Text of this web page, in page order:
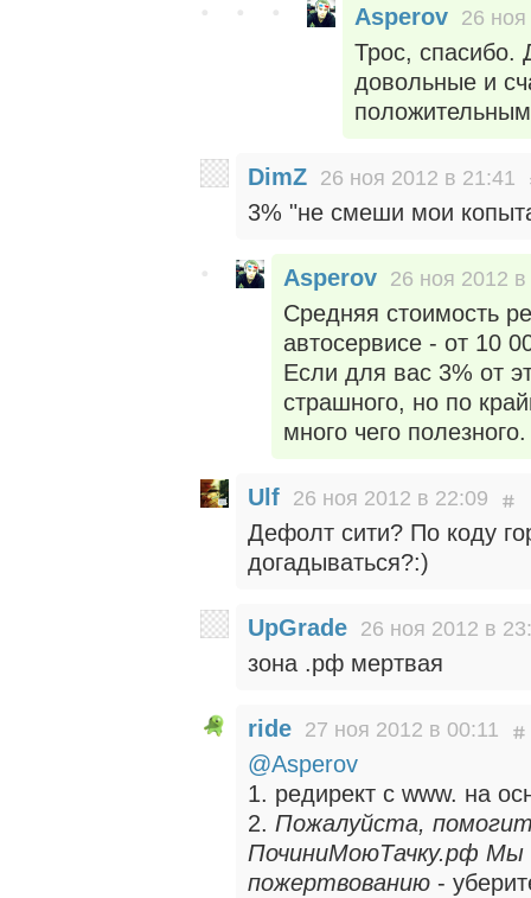
Asperov 26
Трос, спасибо.
довольные и
DimZ 26 ноя 2012 в 21:41
3% "не смеши мои
Asperov 26 ноя 2012
Средняя стоимость
автосервисе - от 10
Если для вас 3% от
страшного, но по
много чего полезного.
Ulf 26 ноя 2012 в 22:09
Дефолт сити? По коду
догадываться?:)
UpGrade 26 ноя 2012 в
зона .рф мертвая
ride 27 ноя 2012 в 00:11
@Asperov
1. редирект с www. на
2. Пожалуйста,
ПочиниМоюТачку.рф
пожертвованию -